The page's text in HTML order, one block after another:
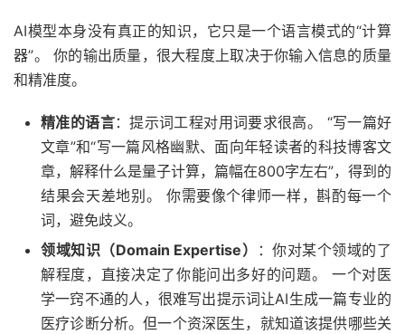
AI模型本身没有真正的知识，它只是一个语言模式的“计算
器”。 你的输出质量，很大程度上取决于你输入信息的质量
和精准度。
精准的语言：提示词工程对用词要求很高。 “写一篇好
文章”和“写一篇风格幽默、面向年轻读者的科技博客文
章，解释什么是量子计算，篇幅在800字左右”，得到的
结果会天差地别。 你需要像个律师一样，斟酌每一个
词，避免歧义。
领域知识（Domain Expertise）
：你对某个领域的了
解程度，直接决定了你能问出多好的问题。 一个对医
学一窍不通的人，很难写出提示词让AI生成一篇专业的
医疗诊断分析。但一个资深医生，就知道该提供哪些关